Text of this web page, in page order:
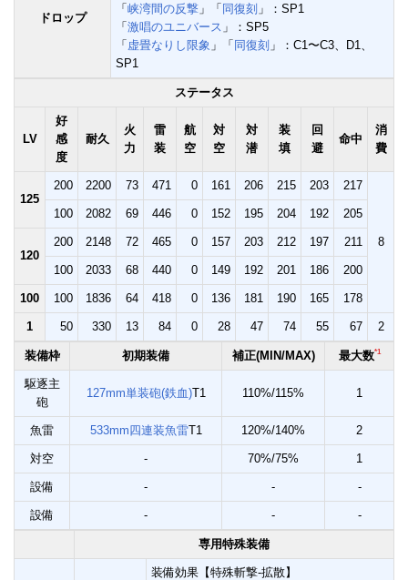
ドロップ
「峡湾間の反撃 」「同復刻 」：SP1
「激唱のユニバース 」：SP5
「虚畳なりし限象 」「同復刻 」：C1〜C3、D1、
SP1
ステータス
LV
好
感
度
耐久
火
力
雷
装
航
空
対
空
対
潜
装
填
回
避
命中
消
費
125
200 2200 73 471 0 161 206 215 203 217
8
100 2082 69 446 0 152 195 204 192 205
120
200 2148 72 465 0 157 203 212 197 211
100 2033 68 440 0 149 192 201 186 200
100 100 1836 64 418 0 136 181 190 165 178
1 50 330 13 84 0 28 47 74 55 67 2
装備枠 初期装備 補正(MIN/MAX) 最大数*1
駆逐主
砲
127mm単装砲(鉄血)T1 110%/115% 1
魚雷 533mm四連装魚雷T1 120%/140% 2
対空 - 70%/75% 1
設備 - - -
設備 - - -
専用特殊装備
装備効果【特殊斬撃-拡散】